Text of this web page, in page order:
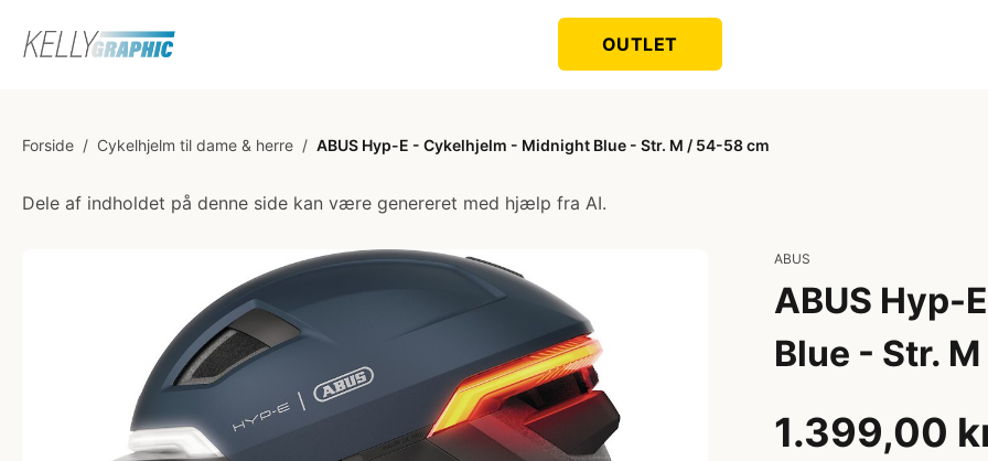
OUTLET
Forside / Cykelhjelm til dame & herre / ABUS Hyp-E - Cykelhjelm - Midnight Blue - Str. M / 54-58 cm
Dele af indholdet på denne side kan være genereret med hjælp fra AI.
ABUS
ABUS Hyp-
Blue - Str.
1.399,00